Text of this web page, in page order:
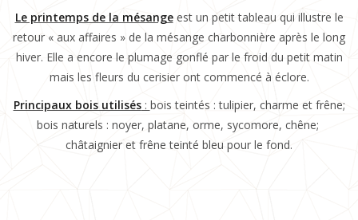
Le printemps de la mésangeest un petit tableau qui illustre le
retour « aux affaires » de la mésange charbonnière après le long
hiver. Elle a encore le plumage gonflé par le froid du petit matin
mais les fleurs du cerisier ont commencé à éclore.
Principaux bois utilisés: bois teintés : tulipier, charme et frêne;
bois naturels : noyer, platane, orme, sycomore, chêne;
châtaignier et frêne teinté bleu pour le fond.